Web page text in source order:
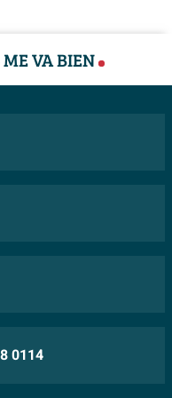
les modèles
rallongée d’environ
ouvrir et fermer
simple pression
modernes et
VA BIEN
0114